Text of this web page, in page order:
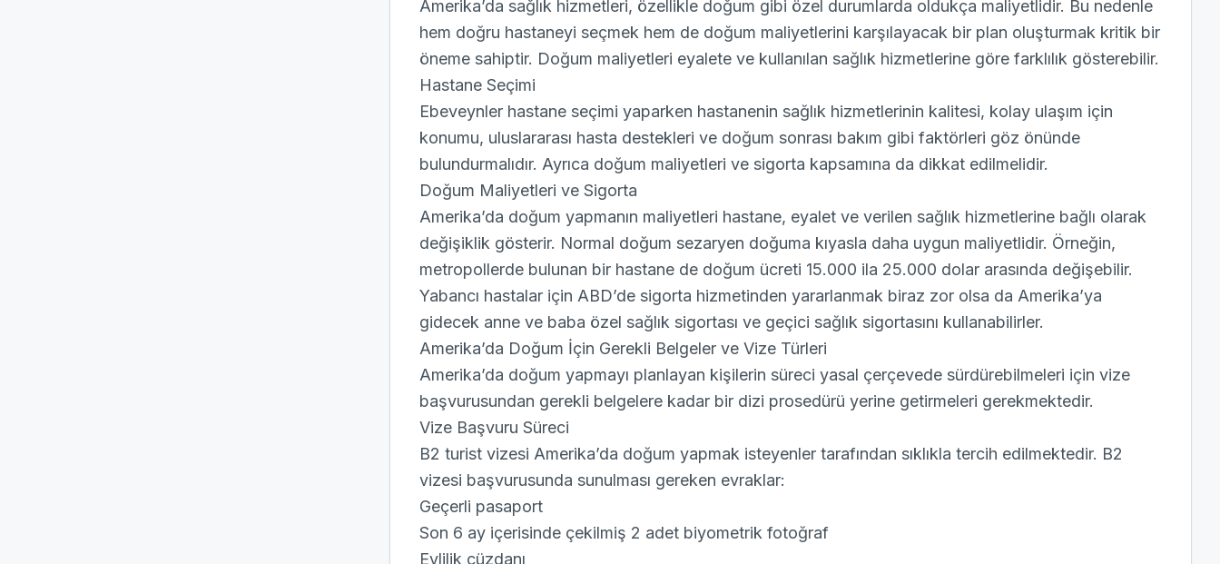
Amerika’da sağlık hizmetleri, özellikle doğum gibi özel durumlarda oldukça maliyetlidir. Bu nedenle
hem doğru hastaneyi seçmek hem de doğum maliyetlerini karşılayacak bir plan oluşturmak kritik bir
öneme sahiptir. Doğum maliyetleri eyalete ve kullanılan sağlık hizmetlerine göre farklılık gösterebilir.
Hastane Seçimi
Ebeveynler hastane seçimi yaparken hastanenin sağlık hizmetlerinin kalitesi, kolay ulaşım için
konumu, uluslararası hasta destekleri ve doğum sonrası bakım gibi faktörleri göz önünde
bulundurmalıdır. Ayrıca doğum maliyetleri ve sigorta kapsamına da dikkat edilmelidir.
Doğum Maliyetleri ve Sigorta
Amerika’da doğum yapmanın maliyetleri hastane, eyalet ve verilen sağlık hizmetlerine bağlı olarak
değişiklik gösterir. Normal doğum sezaryen doğuma kıyasla daha uygun maliyetlidir. Örneğin,
metropollerde bulunan bir hastane de doğum ücreti 15.000 ila 25.000 dolar arasında değişebilir.
Yabancı hastalar için ABD’de sigorta hizmetinden yararlanmak biraz zor olsa da Amerika’ya
gidecek anne ve baba özel sağlık sigortası ve geçici sağlık sigortasını kullanabilirler.
Amerika’da Doğum İçin Gerekli Belgeler ve Vize Türleri
Amerika’da doğum yapmayı planlayan kişilerin süreci yasal çerçevede sürdürebilmeleri için vize
başvurusundan gerekli belgelere kadar bir dizi prosedürü yerine getirmeleri gerekmektedir.
Vize Başvuru Süreci
B2 turist vizesi Amerika’da doğum yapmak isteyenler tarafından sıklıkla tercih edilmektedir. B2
vizesi başvurusunda sunulması gereken evraklar:
Geçerli pasaport
Son 6 ay içerisinde çekilmiş 2 adet biyometrik fotoğraf
Evlilik cüzdanı